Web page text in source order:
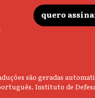
quero
são geradas
Instituto de